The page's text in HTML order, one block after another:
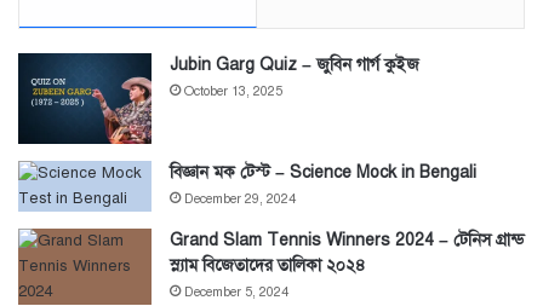
Jubin Garg Quiz – জুবিন গার্গ কুইজ
October 13, 2025
বিজ্ঞান মক টেস্ট – Science Mock in Bengali
December 29, 2024
Grand Slam Tennis Winners 2024 – টেনিস গ্রান্ড
স্ল্যাম বিজেতাদের তালিকা ২০২৪
December 5, 2024